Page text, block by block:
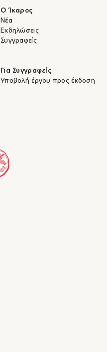
Ο Ίκαρος
Νέα
Εκδηλώσεις
Συγγραφείς
Για Συγγραφείς
Υποβολή έργου προς έκδοση